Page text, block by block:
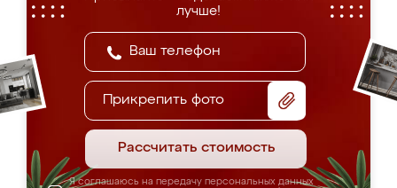
лучше!
Прикрепить фото
Рассчитать стоимость
Я соглашаюсь на передачу персональных данных